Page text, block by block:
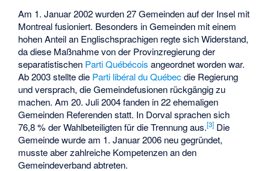
Am 1. Januar 2002 wurden 27 Gemeinden auf der Insel mit
Montreal fusioniert. Besonders in Gemeinden mit einem
hohen Anteil an Englischsprachigen regte sich Widerstand,
da diese Maßnahme von der Provinzregierung der
separatistischen Parti Québécois angeordnet worden war.
Ab 2003 stellte die Parti libéral du Québecdie Regierung
und versprach, die Gemeindefusionen rückgängig zu
machen. Am 20. Juli 2004 fanden in 22 ehemaligen
Gemeinden Referenden statt. In Dorval sprachen sich
76,8 % der Wahlbeteiligten für die Trennung aus.[3] Die
Gemeinde wurde am 1. Januar 2006 neu gegründet,
musste aber zahlreiche Kompetenzen an den
Gemeindeverband abtreten.